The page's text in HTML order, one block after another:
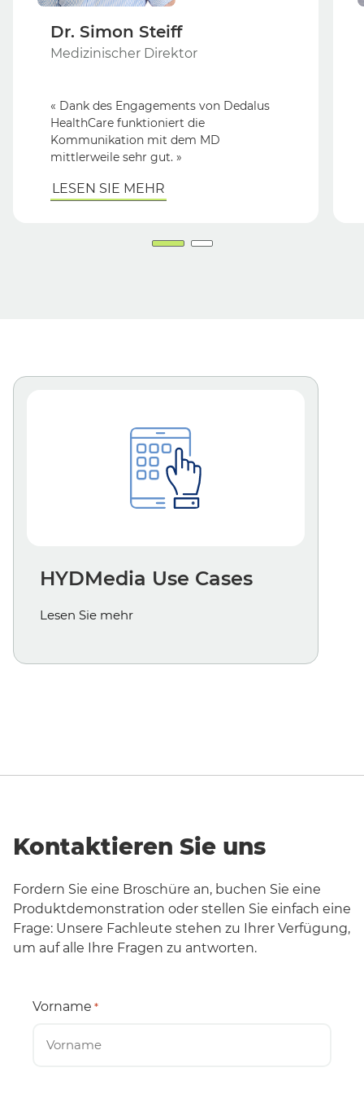
Dr. Simon Steiff
Medizinischer Direktor
« Dank des Engagements von Dedalus
HealthCare funktioniert die
Kommunikation mit dem MD
mittlerweile sehr gut. »
LESEN SIE MEHR
HYDMedia Use Cases
Lesen Sie mehr
Kontaktieren Sie uns
Fordern Sie eine Broschüre an, buchen Sie eine
Produktdemonstration oder stellen Sie einfach eine
Frage: Unsere Fachleute stehen zu Ihrer Verfügung,
um auf alle Ihre Fragen zu antworten.
Vorname *